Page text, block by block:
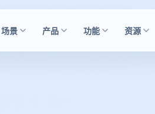
场景 产品 功能 资源